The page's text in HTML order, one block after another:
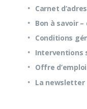
Carnet
Bon à savoir
Conditions
Interventions
Offre d’emploi
La newsletter